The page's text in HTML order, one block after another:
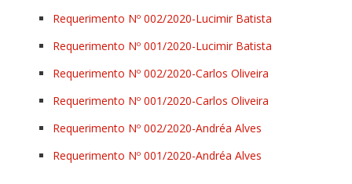
Requerimento Nº 002/2020-Lucimir Batista
Requerimento Nº 001/2020-Lucimir Batista
Requerimento Nº 002/2020-Carlos Oliveira
Requerimento Nº 001/2020-Carlos Oliveira
Requerimento Nº 002/2020-Andréa Alves
Requerimento Nº 001/2020-Andréa Alves